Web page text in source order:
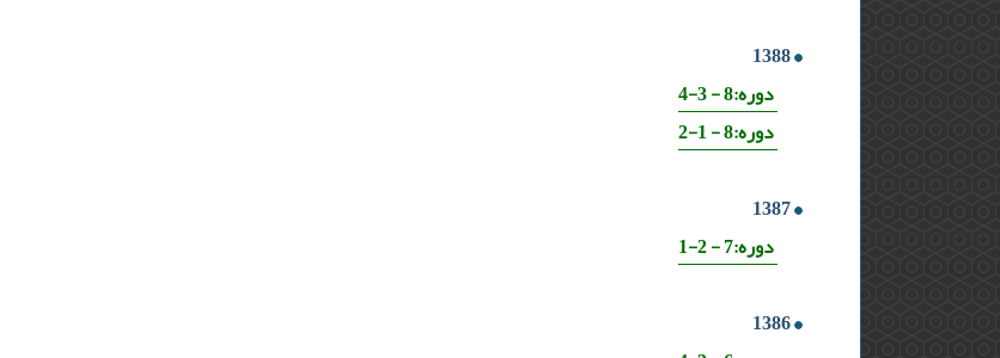
1388
دوره:8 - 3-4
دوره:8 - 1-2
1387
دوره:7 - 2-1
1386